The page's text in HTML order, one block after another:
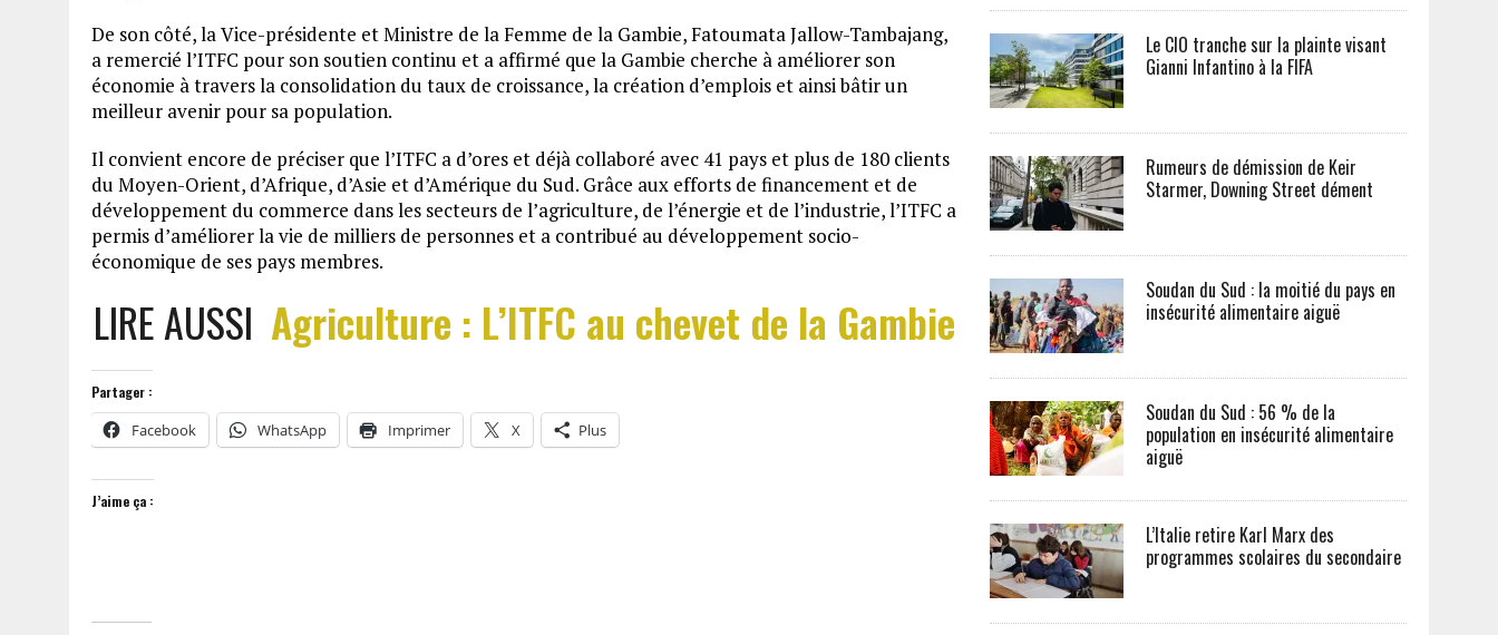
De son côté, la Vice-présidente et Ministre de la Femme de la Gambie, Fatoumata Jallow-Tambajang,
a remercié l’ITFC pour son soutien continu et a affirmé que la Gambie cherche à améliorer son
économie à travers la consolidation du taux de croissance, la création d’emplois et ainsi bâtir un
meilleur avenir pour sa population.
Il convient encore de préciser que l’ITFC a d’ores et déjà collaboré avec 41 pays et plus de 180 clients
du Moyen-Orient, d’Afrique, d’Asie et d’Amérique du Sud. Grâce aux efforts de financement et de
développement du commerce dans les secteurs de l’agriculture, de l’énergie et de l’industrie, l’ITFC a
permis d’améliorer la vie de milliers de personnes et a contribué au développement socio-
économique de ses pays membres.
LIRE AUSSI Agriculture : L’ITFC au chevet de la Gambie
Partager :
Facebook WhatsApp Imprimer X Plus
J’aime ça :
Le CIO tranche sur la plainte visant
Gianni Infantino à la FIFA
Rumeurs de démission de Keir
Starmer, Downing Street dément
Soudan du Sud : la moitié du pays en
insécurité alimentaire aiguë
Soudan du Sud : 56 % de la
population en insécurité alimentaire
aiguë
L’Italie retire Karl Marx des
programmes scolaires du secondaire